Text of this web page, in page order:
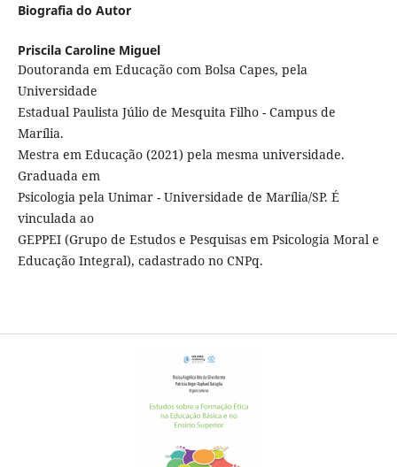
Biografia do Autor
Priscila Caroline Miguel
Doutoranda em Educação com Bolsa Capes, pela
Universidade
Estadual Paulista Júlio de Mesquita Filho - Campus de
Marília.
Mestra em Educação (2021) pela mesma universidade.
Graduada em
Psicologia pela Unimar - Universidade de Marília/SP. É
vinculada ao
GEPPEI (Grupo de Estudos e Pesquisas em Psicologia Moral e
Educação Integral), cadastrado no CNPq.